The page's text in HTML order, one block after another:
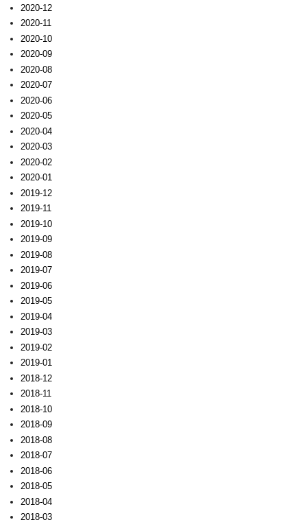
2020-12
2020-11
2020-10
2020-09
2020-08
2020-07
2020-06
2020-05
2020-04
2020-03
2020-02
2020-01
2019-12
2019-11
2019-10
2019-09
2019-08
2019-07
2019-06
2019-05
2019-04
2019-03
2019-02
2019-01
2018-12
2018-11
2018-10
2018-09
2018-08
2018-07
2018-06
2018-05
2018-04
2018-03